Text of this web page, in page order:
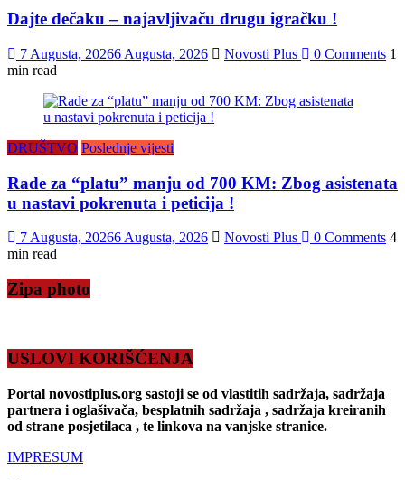
Dajte dečaku – najavljivaču drugu igračku !
7 Augusta, 20266 Augusta, 2026 Novosti Plus 0 Comments 1
min read
DRUŠTVO Poslednje vijesti
Rade za “platu” manju od 700 KM: Zbog asistenata
u nastavi pokrenuta i peticija !
7 Augusta, 20266 Augusta, 2026 Novosti Plus 0 Comments 4
min read
Zipa photo
USLOVI KORIŠĆENJA
Portal novostiplus.org sastoji se od vlastitih sadržaja, sadržaja
partnera i oglašivača, besplatnih sadržaja , sadržaja kreiranih
od strane posjetilaca , te linkova na vanjske stranice.
IMPRESUM